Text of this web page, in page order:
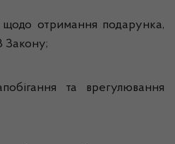
отримання подарунка,
Закону;
та врегулювання